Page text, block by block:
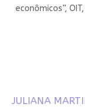
econômicos”,
JULIANA